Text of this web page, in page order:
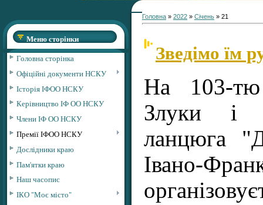
Меню сторінки
Головна сторінка
Офіційні документи НСКУ
Історія ІФОО НСКУ
Керівництво ІФ ОО НСКУ
Члени ІФ ОО НСКУ
Премії ІФОО НСКУ
Дослідники краю
Пам'ятки краю
Наш часопис
ІКО "Моє місто"
Головна » 2022 » Січень » 21
Зведімо їм
На 103-
Злуки і
ланцюга
Івано-